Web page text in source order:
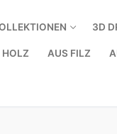
3D
HOLZ AUS FILZ